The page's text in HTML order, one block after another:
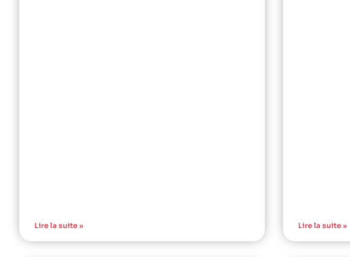
Lire la suite » Lire la suite »